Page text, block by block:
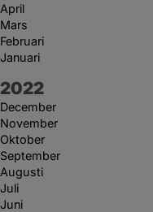
April
Mars
Februari
Januari
År:
2022
December
November
Oktober
September
Augusti
Juli
Juni